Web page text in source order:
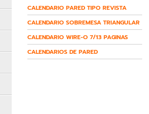
CALENDARIO PARED TIPO REVISTA
CALENDARIO SOBREMESA TRIANGULAR
CALENDARIO WIRE-O 7/13 PAGINAS
CALENDARIOS DE PARED